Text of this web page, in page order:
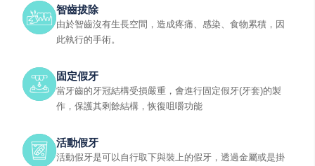
智齒拔除
由於智齒沒有生長空間，造成疼痛、感染、食物累積，因
此執行的手術。
固定假牙
當牙齒的牙冠結構受損嚴重，會進行固定假牙(牙套)的製
作，保護其剩餘結構，恢復咀嚼功能
活動假牙
活動假牙是可以自行取下與裝上的假牙，透過金屬或是掛